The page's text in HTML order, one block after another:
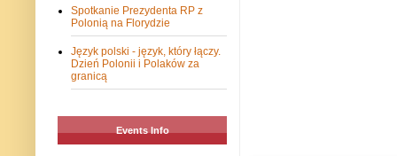
Spotkanie Prezydenta RP z
Polonią na Florydzie
Język polski - język, który łączy.
Dzień Polonii i Polaków za
granicą
Events Info